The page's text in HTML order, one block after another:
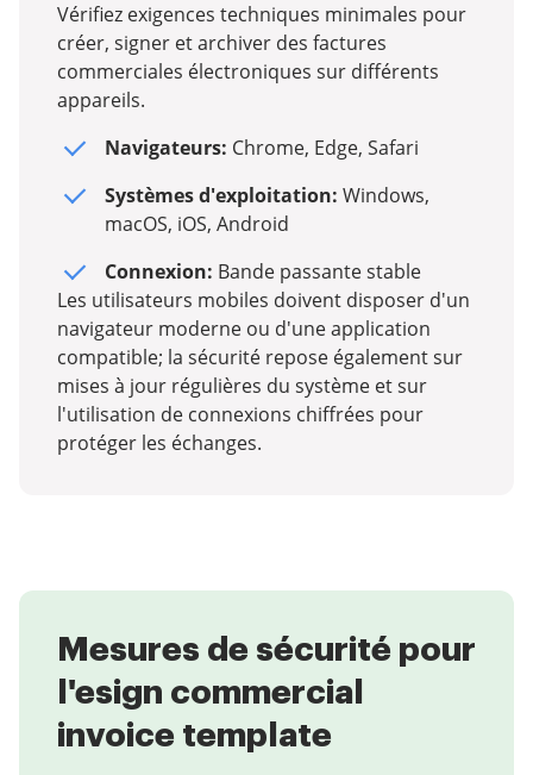
Vérifiez exigences techniques minimales pour
créer, signer et archiver des factures
commerciales électroniques sur différents
appareils.
Navigateurs: Chrome, Edge, Safari
Systèmes d'exploitation: Windows,
macOS, iOS, Android
Connexion: Bande passante stable
Les utilisateurs mobiles doivent disposer d'un
navigateur moderne ou d'une application
compatible; la sécurité repose également sur
mises à jour régulières du système et sur
l'utilisation de connexions chiffrées pour
protéger les échanges.
Mesures de sécurité pour
l'esign commercial
invoice template